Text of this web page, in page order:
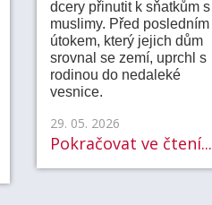
dcery přinutit k sňatkům s
muslimy. Před posledním
útokem, který jejich dům
srovnal se zemí, uprchl s
rodinou do nedaleké
vesnice.
29. 05. 2026
Pokračovat ve čtení...